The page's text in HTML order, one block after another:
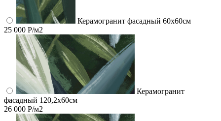
Керамогранит фасадный 60x60см
25 000 Р/м2
Керамогранит
фасадный 120,2x60см
26 000 Р/м2